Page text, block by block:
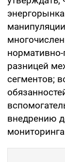
разницей
сегментов;
внедрению